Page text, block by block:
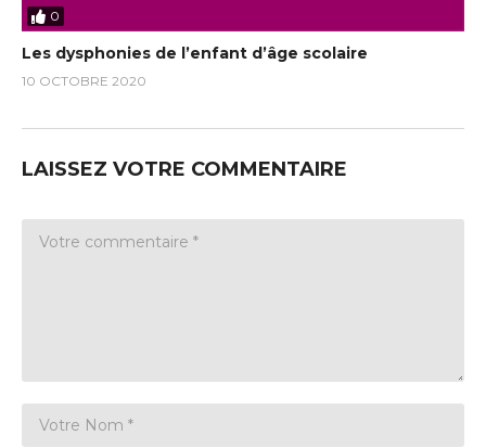
0
Les dysphonies de l’enfant d’âge scolaire
10 OCTOBRE 2020
LAISSEZ VOTRE COMMENTAIRE